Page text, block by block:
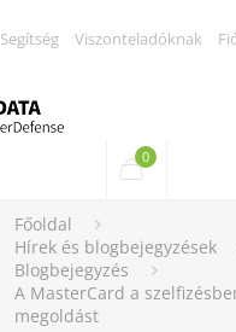
Segítség Viszonteladóknak
0
Főoldal
Hírek és blogbejegyzések
Blogbejegyzés
A MasterCard a
megoldást